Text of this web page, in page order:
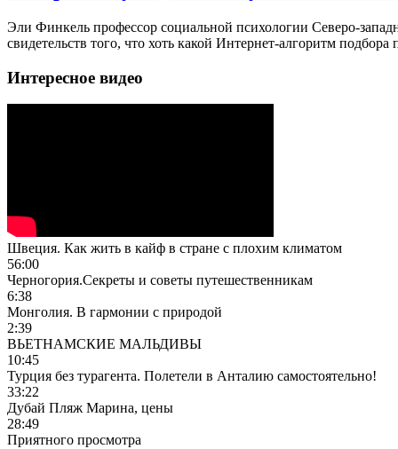
Эли Финкель профессор социальной психологии Северо-
свидетельств того, что хоть какой Интернет-алгоритм
Интересное видео
Швеция. Как жить в кайф в стране с плохим климатом
56:00
Черногория.Секреты и советы путешественникам
6:38
Монголия. В гармонии с природой
2:39
ВЬЕТНАМСКИЕ МАЛЬДИВЫ
10:45
Турция без турагента. Полетели в Анталию самостоятельно!
33:22
Дубай Пляж Марина, цены
28:49
Приятного просмотра